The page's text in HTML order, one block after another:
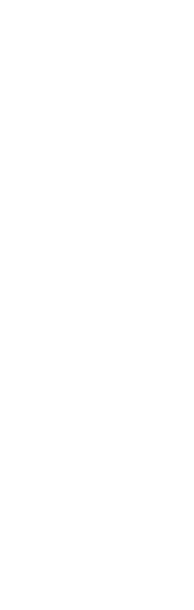
die
das Landratsamt.
Böblingen]